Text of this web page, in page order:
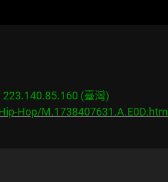
(臺灣)
Hop/M.1738407631.A.E0D.html